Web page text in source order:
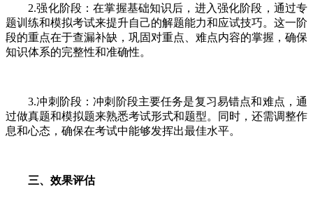
2.强化阶段：在掌握基础知识后，进入强化阶段，通过专
题训练和模拟考试来提升自己的解题能力和应试技巧。这一阶
段的重点在于查漏补缺，巩固对重点、难点内容的掌握，确保
知识体系的完整性和准确性。
3.冲刺阶段：冲刺阶段主要任务是复习易错点和难点，通
过做真题和模拟题来熟悉考试形式和题型。同时，还需调整作
息和心态，确保在考试中能够发挥出最佳水平。
三、效果评估